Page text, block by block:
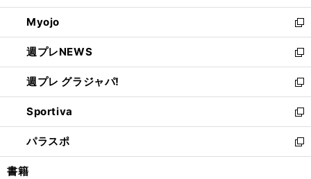
開
く
ウ
で
開
く
ン
ド
ウ
で
開
く
ウ
ィ
ン
ド
ウ
で
開
く
Myojo
新
し
い
ウ
ィ
ン
ド
ウ
で
開
週プレNEWS
新
し
い
ウ
ィ
ン
ド
ウ
週プレ グラジャパ!
新
し
い
ウ
ィ
ン
Sportiva
新
し
い
ウ
パラスポ
新
し
書籍